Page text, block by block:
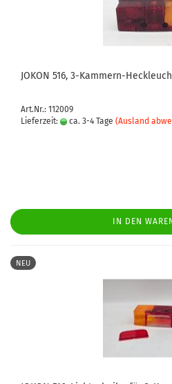
JOKON 516, 3-Kammern-
Art.Nr.: 112009
Lieferzeit:
ca. 3-4 Tage (Ausland
IN DEN
NEU